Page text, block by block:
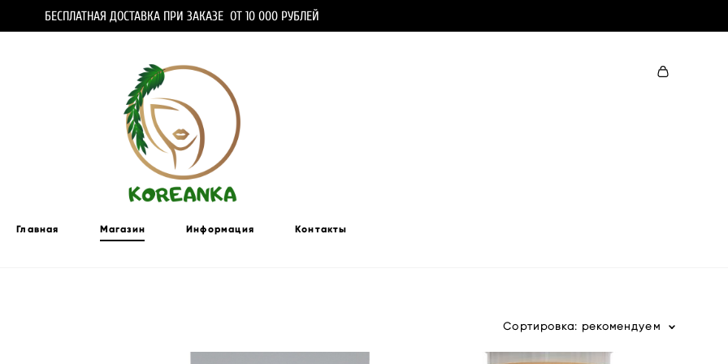
БЕСПЛАТНАЯ ДОСТАВКА ПРИ ЗАКАЗЕ ОТ 10 000 РУБЛЕЙ
Главная Магазин Информация Контакты
Сортировка: рекомендуем